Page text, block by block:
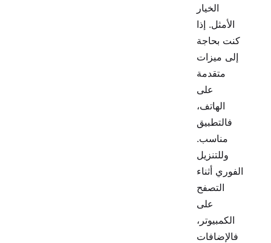
الخيار
الأمثل. إذا
كنت بحاجة
إلى ميزات
متقدمة
على
الهاتف،
فالتطبيق
مناسب.
وللتنزيل
الفوري أثناء
التصفح
على
الكمبيوتر،
فالإضافات